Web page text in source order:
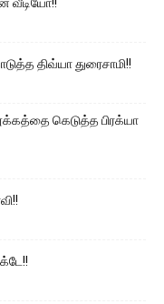
திவ்யா துரைசாமி!!
கெடுத்த பிரக்யா